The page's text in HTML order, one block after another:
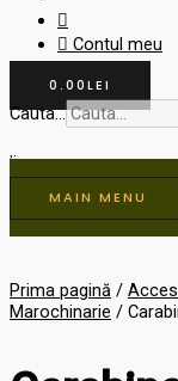
Contul meu
0.00 LEI
Cauta...
MAIN MENU
Prima pagină /
Marochinarie /